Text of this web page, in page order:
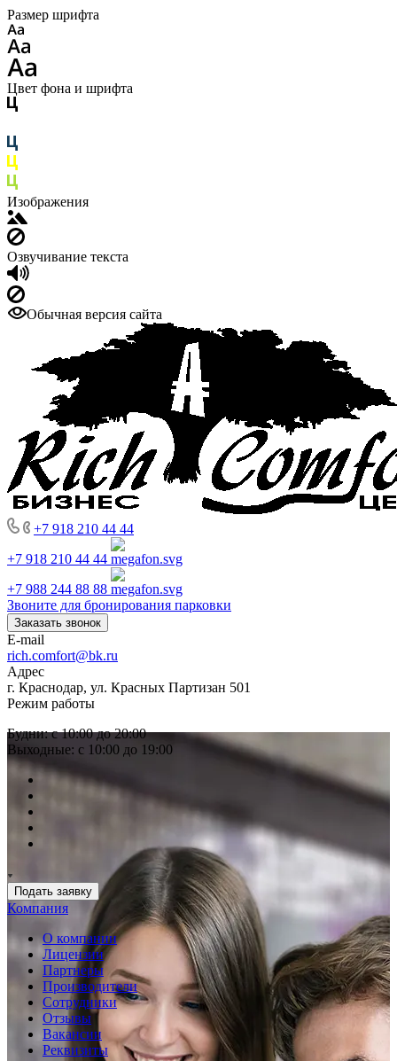
Размер шрифта
Цвет фона и шрифта
Изображения
Озвучивание текста
Обычная версия сайта
+7 918 210 44 44
+7 918 210 44 44
+7 988 244 88 88
Звоните для бронирования парковки
Заказать звонок
E-mail
rich.comfort@bk.ru
Адрес
г. Краснодар, ул. Красных Партизан 501
Режим работы
Будни: с 10:00 до 20:00
Выходные: с 10:00 до 19:00
Подать заявку
Компания
О компании
Лицензии
Партнеры
Производители
Сотрудники
Отзывы
Вакансии
Реквизиты